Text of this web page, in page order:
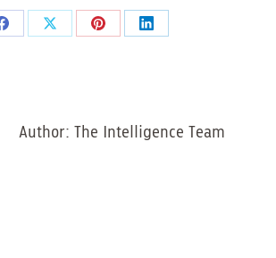
Share
Share
Share
Share
Author: The Intelligence Team